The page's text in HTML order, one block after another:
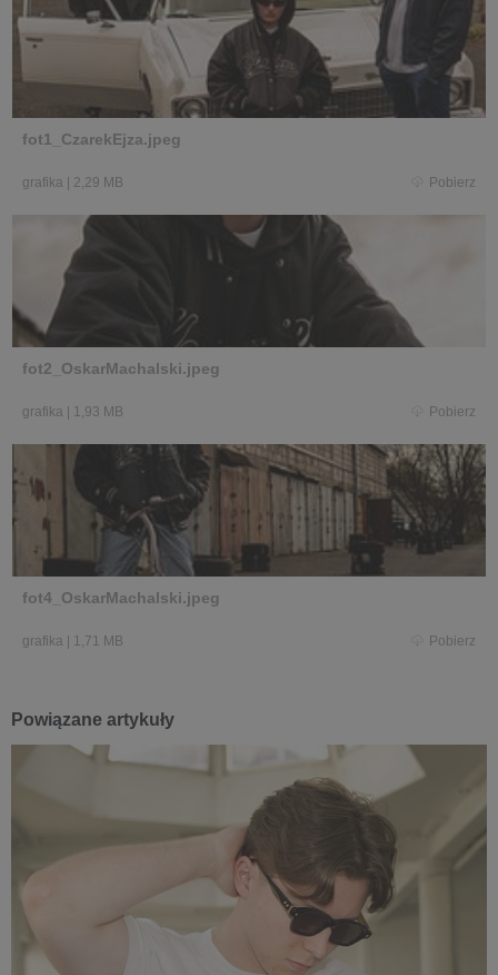
fot1_CzarekEjza.jpeg
grafika 2,29 MB Pobierz
fot2_OskarMachalski.jpeg
grafika 1,93 MB Pobierz
fot4_OskarMachalski.jpeg
grafika 1,71 MB Pobierz
Powiązane artykuły